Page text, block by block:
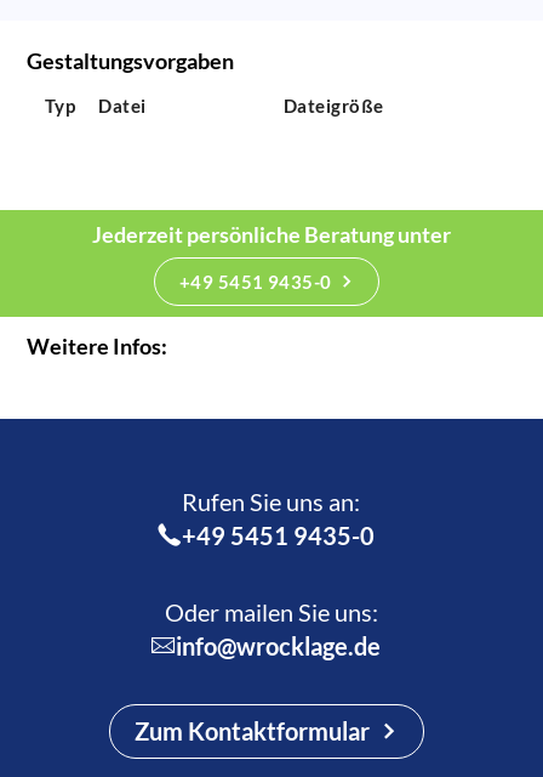
Gestaltungsvorgaben
Typ Datei Dateigröße
Jederzeit persönliche Beratung unter
+49 5451 9435-0
Weitere Infos:
Rufen Sie uns an:­
+49 5451 9435-0
Oder mailen Sie uns:
info@wrocklage.de
Zum Kontaktformular